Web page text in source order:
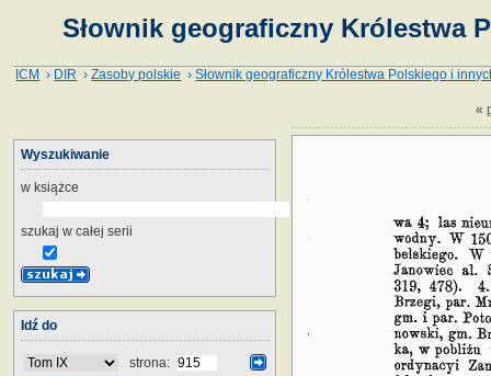
Słownik geograficzny Królestwa
ICM › DIR ›Zasoby polskie ›Słownik geograficzny Królestwa Polskiego i
«
Wyszukiwanie
w książce
szukaj w całej serii
Idź do
strona: